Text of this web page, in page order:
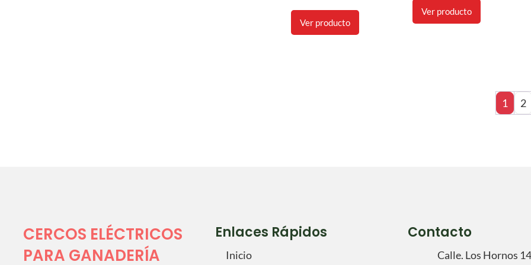
Ver producto
Ver producto
1 2
CERCOS ELÉCTRICOS
PARA GANADERÍA
Enlaces Rápidos
Inicio
Contacto
Calle. Los Hornos